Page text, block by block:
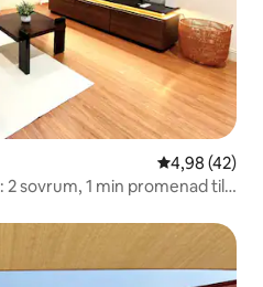
4,98 av 5 i
4,98 (42)
2 sovrum, 1 min promenad till